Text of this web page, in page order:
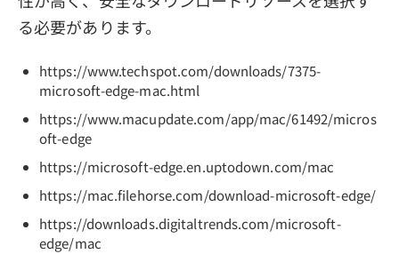
る必要があります。
https://www.techspot.com/downloads/7375-
microsoft-edge-mac.html
https://www.macupdate.com/app/mac/61492/micros
oft-edge
https://microsoft-edge.en.uptodown.com/mac
https://mac.filehorse.com/download-microsoft-edge/
https://downloads.digitaltrends.com/microsoft-
edge/mac